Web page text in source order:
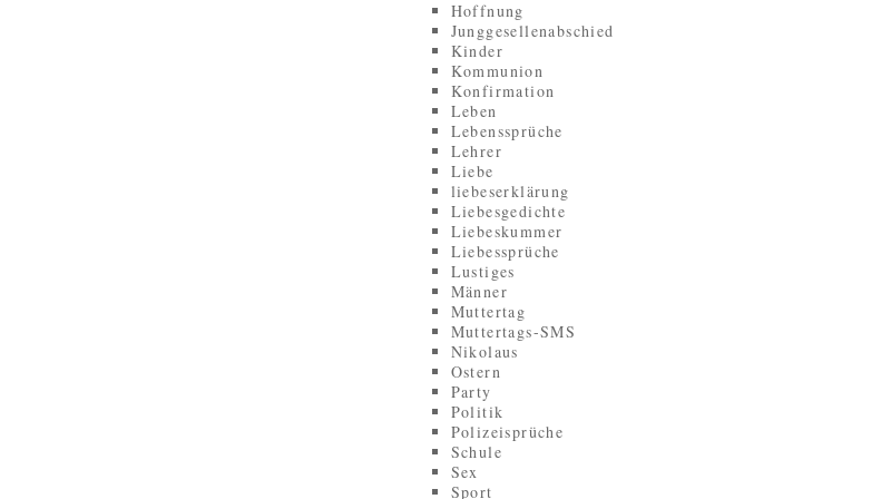
Hoffnung
Junggesellenabschied
Kinder
Kommunion
Konfirmation
Leben
Lebenssprüche
Lehrer
Liebe
liebeserklärung
Liebesgedichte
Liebeskummer
Liebessprüche
Lustiges
Männer
Muttertag
Muttertags-SMS
Nikolaus
Ostern
Party
Politik
Polizeisprüche
Schule
Sex
Sport